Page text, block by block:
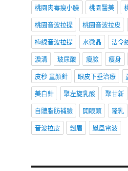
桃園肉毒瘦小臉 桃園醫美
桃園音波拉提 桃園音波拉皮
極線音波拉提 水微晶 法令
淚溝 玻尿酸 瘦臉 瘦身
皮秒 童顏針 眼皮下垂治療
美白針 聚左旋乳酸 聚甘新
自體脂肪補臉 開眼頭 隆乳
音波拉皮 飄眉 鳳凰電波